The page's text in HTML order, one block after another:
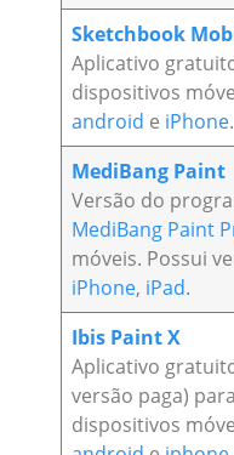
Sketchbook
Aplicativo
dispositivos
android e iPhone.
MediBang Paint
Versão do
MediBang Paint
móveis. Possui
iPhone, iPad.
Ibis Paint X
Aplicativo
versão paga)
dispositivos